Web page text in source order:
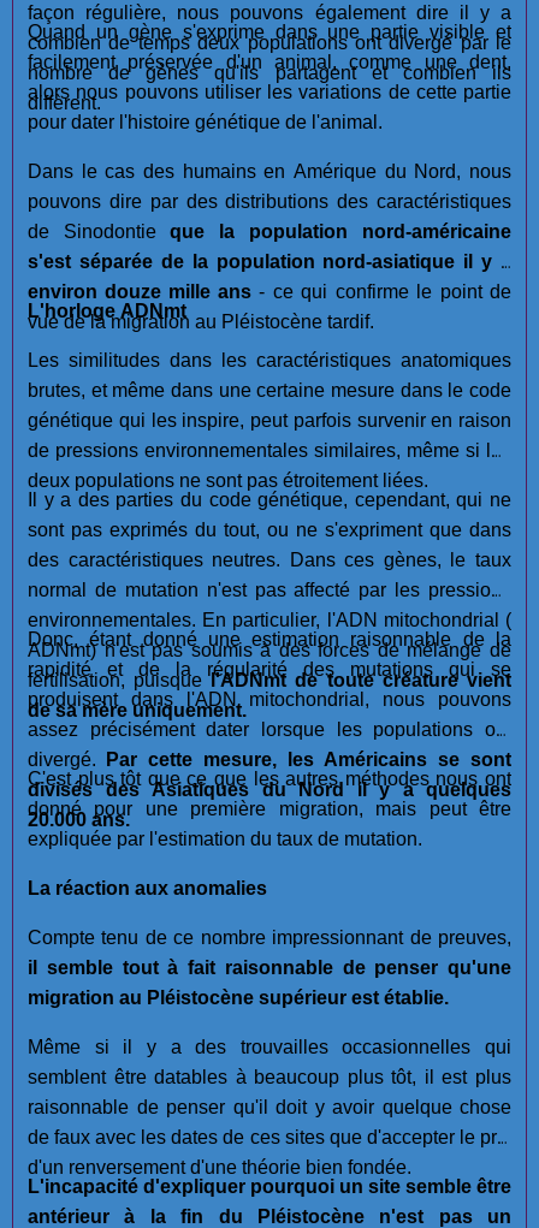
façon régulière, nous pouvons également dire il y a
combien de temps deux populations ont divergé par le
nombre de gènes qu'ils partagent et combien ils
diffèrent.
Quand un gène s'exprime dans une partie visible et
facilement préservée d'un animal, comme une dent,
alors nous pouvons utiliser les variations de cette partie
pour dater l'histoire génétique de l'animal.
Dans le cas des humains en Amérique du Nord, nous
pouvons dire par des distributions des caractéristiques
de Sinodontie que la population nord-américaine
s'est séparée de la population nord-asiatique il y a
environ douze mille ans - ce qui confirme le point de
vue de la migration au Pléistocène tardif.
L'horloge ADNmt
Les similitudes dans les caractéristiques anatomiques
brutes, et même dans une certaine mesure dans le code
génétique qui les inspire, peut parfois survenir en raison
de pressions environnementales similaires, même si les
deux populations ne sont pas étroitement liées.
Il y a des parties du code génétique, cependant, qui ne
sont pas exprimés du tout, ou ne s'expriment que dans
des caractéristiques neutres. Dans ces gènes, le taux
normal de mutation n'est pas affecté par les pressions
environnementales. En particulier, l'ADN mitochondrial (
ADNmt) n'est pas soumis à des forces de mélange de
fertilisation, puisquel'ADNmt de toute créature vient
de sa mère uniquement.
Donc, étant donné une estimation raisonnable de la
rapidité et de la régularité des mutations qui se
produisent dans l'ADN mitochondrial, nous pouvons
assez précisément dater lorsque les populations ont
divergé.
Par cette mesure, les Américains se sont
divisés des Asiatiques du Nord il y a quelques
20.000 ans.
C'est plus tôt que ce que les autres méthodes nous ont
donné pour une première migration, mais peut être
expliquée par l'estimation du taux de mutation.
La réaction aux anomalies
Compte tenu de ce nombre impressionnant de preuves,
il semble tout à fait raisonnable de penser qu'une
migration au Pléistocène supérieur est établie.
Même si il y a des trouvailles occasionnelles qui
semblent être datables à beaucoup plus tôt, il est plus
raisonnable de penser qu'il doit y avoir quelque chose
de faux avec les dates de ces sites que d'accepter le prix
d'un renversement d'une théorie bien fondée.
L'incapacité d'expliquer pourquoi un site semble être
antérieur à la fin du Pléistocène n'est pas un